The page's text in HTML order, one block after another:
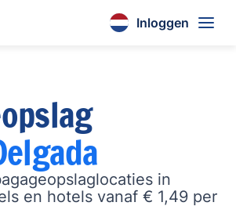
Inloggen
in
en hotels vanaf € 1,49 per